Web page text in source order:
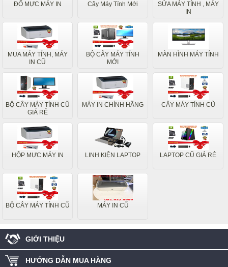
ĐỔ MỰC MÁY IN Cây Máy Tính Mới
SỬA MÁY TÍNH , MÁY
IN
MUA MÁY TÍNH, MÁY
IN CŨ
BỘ CÂY MÁY TÍNH
MỚI
MÀN HÌNH MÁY TÍNH
BỘ CÂY MÁY TÍNH CŨ
GIÁ RẺ
MÁY IN CHÍNH HÃNG CÂY MÁY TÍNH CŨ
HỘP MỰC MÁY IN LINH KIỆN LAPTOP LAPTOP CŨ GIÁ RẺ
BỘ CÂY MÁY TÍNH CŨ MÁY IN CŨ
GIỚI THIỆU
HƯỚNG DẪN MUA HÀNG